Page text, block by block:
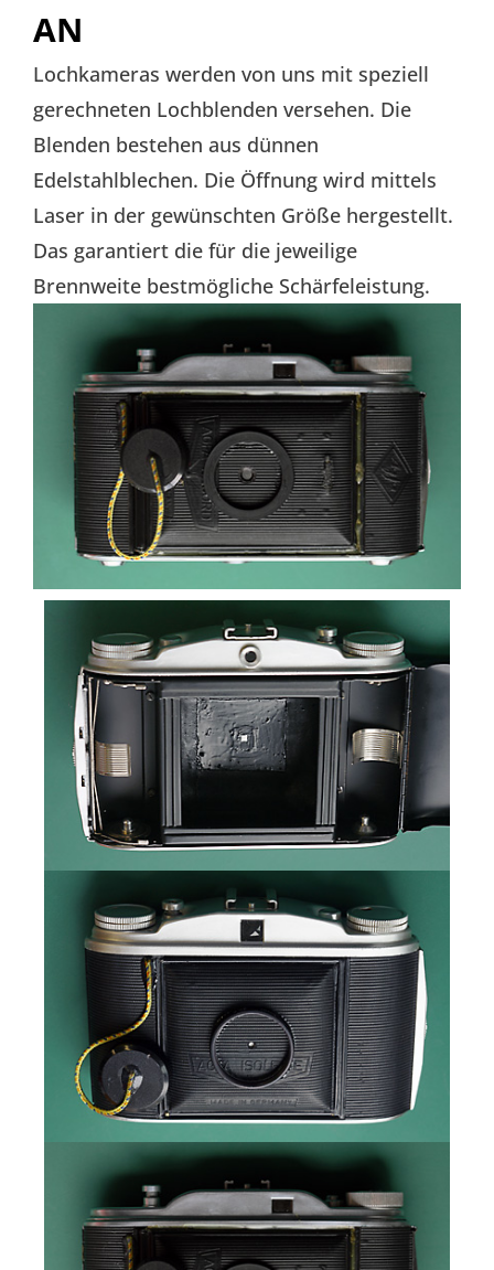
AN
Lochkameras werden von uns mit speziell
gerechneten Lochblenden versehen. Die
Blenden bestehen aus dünnen
Edelstahlblechen. Die Öffnung wird mittels
Laser in der gewünschten Größe hergestellt.
Das garantiert die für die jeweilige
Brennweite bestmögliche Schärfeleistung.